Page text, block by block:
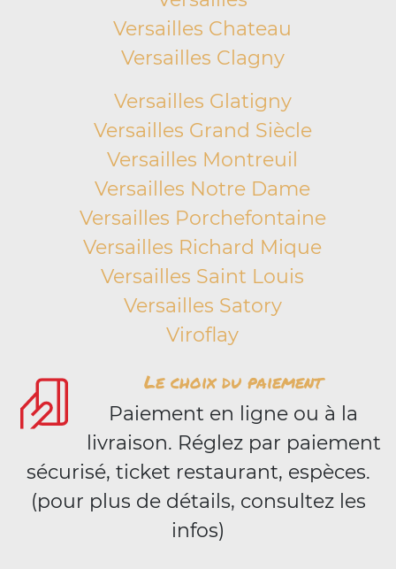
Versailles Chateau
Versailles Clagny
Versailles Glatigny
Versailles Grand Siècle
Versailles Montreuil
Versailles Notre Dame
Versailles Porchefontaine
Versailles Richard Mique
Versailles Saint Louis
Versailles Satory
Viroflay
Le choix du paiement
Paiement en ligne ou à la
livraison. Réglez par paiement
sécurisé, ticket restaurant, espèces.
(pour plus de détails, consultez les
infos)